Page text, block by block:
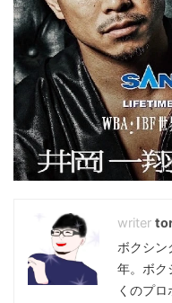
ボクシ
年。ボク
くのプ